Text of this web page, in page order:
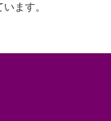
ます。